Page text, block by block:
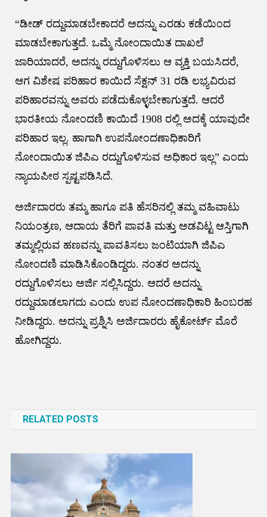
“ಡೀಡ್ ರದ್ದುಮಾಡಬೇಕಾದರೆ ಅದನ್ನು ಎರಡು ಕಡೆಯಿಂದ
ಮಾಡಬೇಕಾಗುತ್ತದೆ. ಒಮ್ಮೆ ನೋಂದಾಯಿತ ದಾಖಲೆ
ಜಾರಿಯಾದರೆ, ಅದನ್ನು ರದ್ದುಗೊಳಿಸಲು ಆ ವ್ಯಕ್ತಿ ಬಯಸಿದರೆ,
ಆಗ ವಿಶೇಷ ಪರಿಹಾರ ಕಾಯಿದೆ ಸೆಕ್ಷನ್ 31 ರಡಿ ಲಭ್ಯವಿರುವ
ಪರಿಹಾರವನ್ನು ಅವರು ಪಡೆದುಕೊಳ್ಳಬೇಕಾಗುತ್ತದೆ. ಆದರೆ
ಭಾರತೀಯ ನೋಂದಣಿ ಕಾಯಿದೆ 1908 ರಲ್ಲಿ ಅದಕ್ಕೆ ಯಾವುದೇ
ಪರಿಹಾರ ಇಲ್ಲ. ಹಾಗಾಗಿ ಉಪನೋಂದಣಾಧಿಕಾರಿಗೆ
ನೋಂದಾಯಿತ ಜಿಪಿಎ ರದ್ದುಗೊಳಿಸುವ ಅಧಿಕಾರ ಇಲ್ಲ” ಎಂದು
ನ್ಯಾಯಪೀಠ ಸ್ಪಷ್ಟಪಡಿಸಿದೆ.
ಅರ್ಜಿದಾರರು ತಮ್ಮ ಹಾಗೂ ಪತಿ ಹೆಸರಿನಲ್ಲಿ ತಮ್ಮ ವಹಿವಾಟು
ನಿಯಂತ್ರಣ, ಆದಾಯ ತೆರಿಗೆ ಪಾವತಿ ಮತ್ತು ಅಡವಿಟ್ಟ ಆಸ್ತಿಗಾಗಿ
ತಮ್ಮಲ್ಲಿರುವ ಹಣವನ್ನು ಪಾವತಿಸಲು ಜಂಟಿಯಾಗಿ ಜಿಪಿಎ
ನೋಂದಣಿ ಮಾಡಿಸಿಕೊಂಡಿದ್ದರು. ನಂತರ ಅದನ್ನು
ರದ್ದುಗೊಳಿಸಲು ಅರ್ಜಿ ಸಲ್ಲಿಸಿದ್ದರು. ಆದರೆ ಅದನ್ನು
ರದ್ದುಮಾಡಲಾಗದು ಎಂದು ಉಪ ನೋಂದಣಾಧಿಕಾರಿ ಹಿಂಬರಹ
ನೀಡಿದ್ದರು. ಅದನ್ನು ಪ್ರಶ್ನಿಸಿ ಅರ್ಜಿದಾರರು ಹೈಕೋರ್ಟ್ ಮೊರೆ
ಹೋಗಿದ್ದರು.
RELATED POSTS